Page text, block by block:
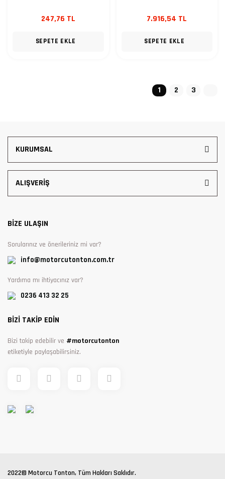
247,76 TL
SEPETE EKLE
7.916,54 TL
SEPETE EKLE
1 2 3
KURUMSAL
ALIŞVERİŞ
BİZE ULAŞIN
Sorularınız ve önerileriniz mi var?
info@motorcutonton.com.tr
Yardıma mı ihtiyacınız var?
0236 413 32 25
BİZİ TAKİP EDİN
Bizi takip edebilir ve #motorcutonton
etiketiyle paylaşabilirsiniz.
2022© Motorcu Tonton, Tüm Hakları Saklıdır.